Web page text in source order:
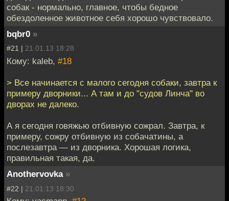
собак - нормально, главное, чтобы бедное
обездоленное животное себя хорошо чувствовало.
bqbr0 »
#21 | 21.01.13 18:28
Кому: kaleb, #18
> Все начинается с малого сегодня собаки, завтра к
примеру дворники... А там и до "судов Линча" во
дворах не далеко.
А я сегодня говяжью отбивную сожрал. Завтра, к
примеру, сожру отбивную из собачатины, а
послезавтра — из дворника. Хорошая логика,
правильная такая, да.
Anothervovka »
#22 | 21.01.13 18:30